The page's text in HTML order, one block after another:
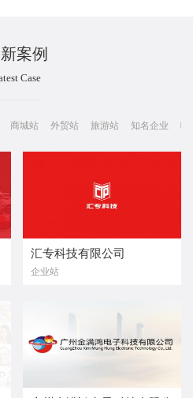
案例
Case
商城站 外贸站 旅游站 知名企业 响
汇专科技有限公司
企业站